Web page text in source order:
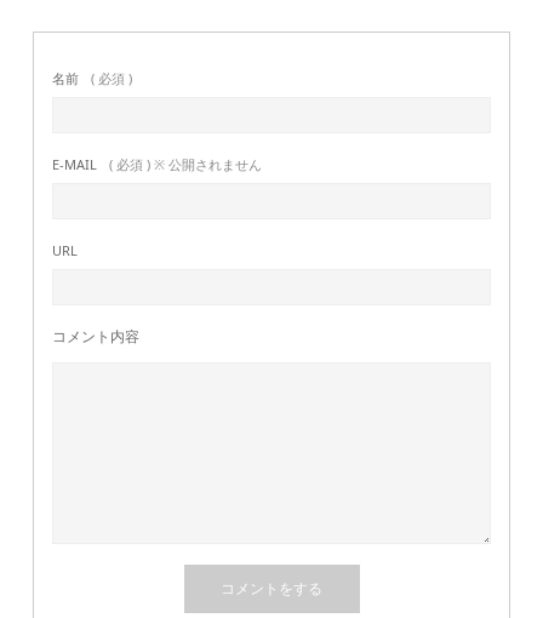
名前 ( 必須 )
E-MAIL ( 必須 ) ※ 公開されません
URL
コメント内容